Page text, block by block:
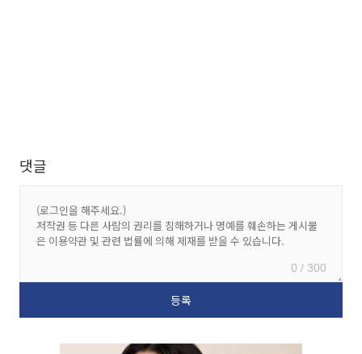
댓글
0 / 300